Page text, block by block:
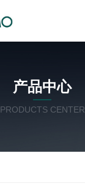
产品中心
PRODUCTS CENTER